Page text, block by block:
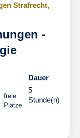
Strafrecht,
-
freie
Plätze
Dauer
5
Stunde(n)